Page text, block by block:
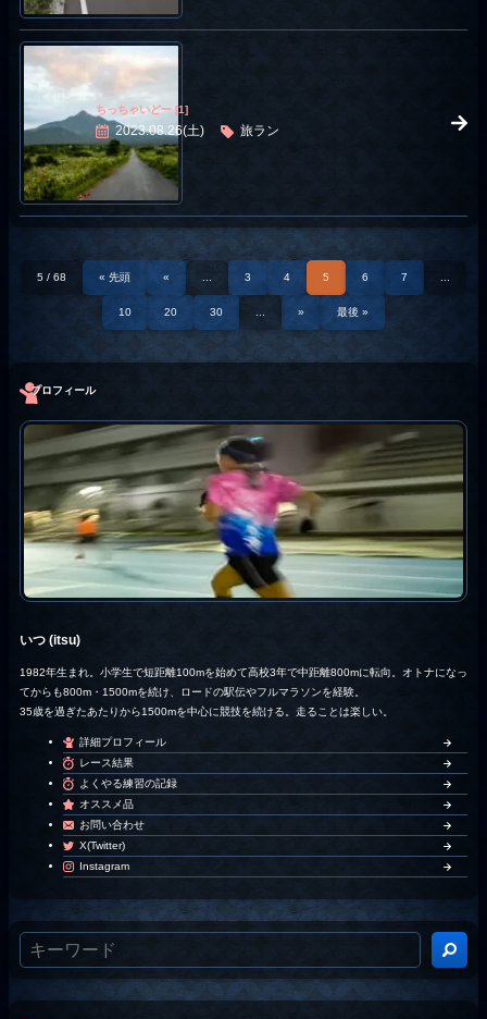
ちっちゃいどー [1]
2023.08.26(土) 旅ラン
5 / 68 « 先頭 « 3 4 5 6 7
10 20 30 » 最後 »
プロフィール
いつ (itsu)
1982年生まれ。小学生で短距離100mを始めて高校3年で中距離800mに転向。オトナになっ
てからも800m・1500mを続け、ロードの駅伝やフルマラソンを経験。
35歳を過ぎたあたりから1500mを中心に競技を続ける。走ることは楽しい。
詳細プロフィール
レース結果
よくやる練習の記録
オススメ品
お問い合わせ
X(Twitter)
Instagram